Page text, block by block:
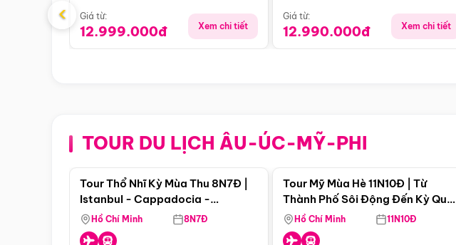
Giá từ:
12.999.000đ Xem chi tiết
Giá từ:
12.990.000đ Xem chi tiết
‹
TOUR DU LỊCH ÂU-ÚC-MỸ-PHI
Điểm nổi bật
Tour Thổ Nhĩ Kỳ Mùa Thu 8N7Đ |
Istanbul - Cappadocia -
Pamukkale
Hồ Chí Minh 8N7Đ
Tour Mỹ Mùa Hè 11N10Đ | Từ
Thành Phố Sôi Động Đến Kỳ Quan
Thiên Nhiên Mỹ
Hồ Chí Minh 11N10Đ